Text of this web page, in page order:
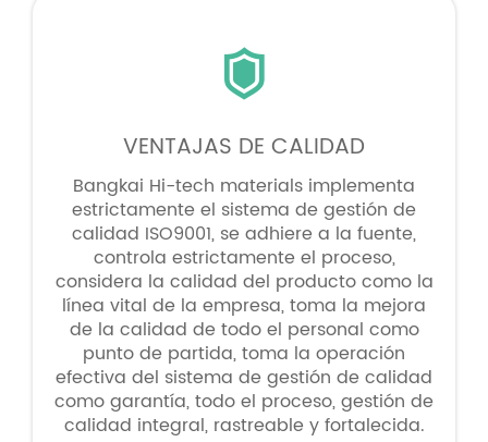

VENTAJAS DE CALIDAD
Bangkai Hi-tech materials implementa
estrictamente el sistema de gestión de
calidad ISO9001, se adhiere a la fuente,
controla estrictamente el proceso,
considera la calidad del producto como la
línea vital de la empresa, toma la mejora
de la calidad de todo el personal como
punto de partida, toma la operación
efectiva del sistema de gestión de calidad
como garantía, todo el proceso, gestión de
calidad integral, rastreable y fortalecida.